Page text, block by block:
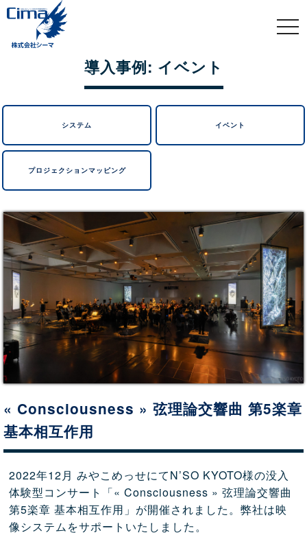
導入事例: イベント
システム イベント
プロジェクションマッピング
« Consciousness » 弦理論交響曲 第5楽章
基本相互作用
2022年12月 みやこめっせにてN’SO KYOTO様の没入
体験型コンサート「« Consciousness » 弦理論交響曲
第5楽章 基本相互作用」が開催されました。弊社は映
像システムをサポートいたしました。